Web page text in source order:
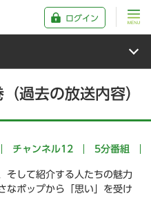
ログイン
過去の放送内容）
チャンネル12 5分番組
そして紹介する人たちの魅力
なポップから「思い」を受け